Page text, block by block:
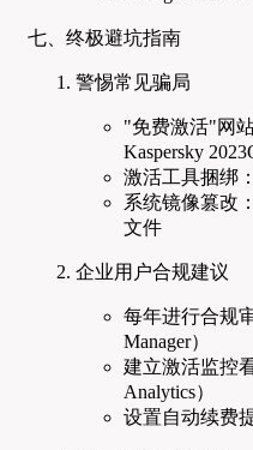
七、终极避坑指南
警惕常见骗局
"免费激活"网
Kaspersky
激活工具捆绑
系统镜像篡改
文件
企业用户合规建议
每年进行合规
Manager）
建立激活监控
Analytics）
设置自动续费